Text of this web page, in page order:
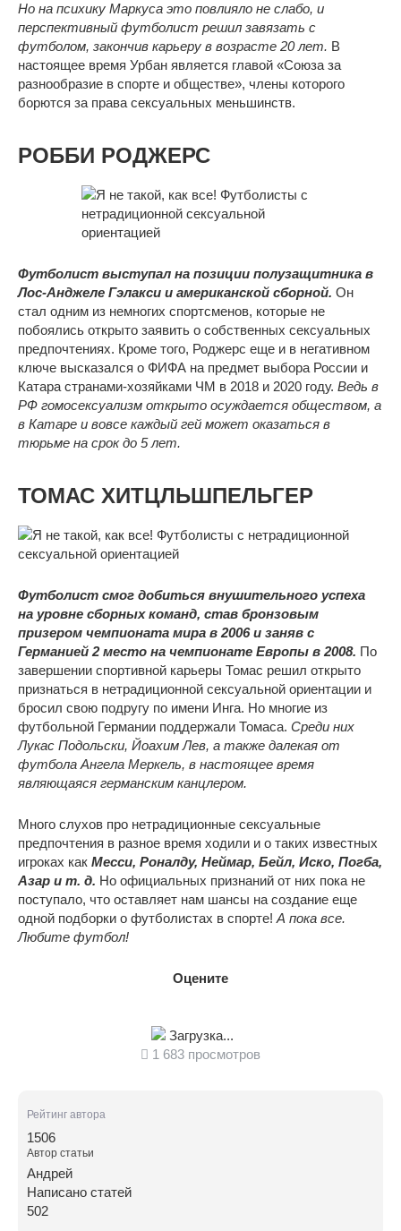
Но на психику Маркуса это повлияло не слабо, и
перспективный футболист решил завязать с
футболом, закончив карьеру в возрасте 20 лет. В
настоящее время Урбан является главой «Союза за
разнообразие в спорте и обществе», члены которого
борются за права сексуальных меньшинств.
РОББИ РОДЖЕРС
Футболист выступал на позиции полузащитника в
Лос-Анджеле Гэлакси и американской сборной. Он
стал одним из немногих спортсменов, которые не
побоялись открыто заявить о собственных сексуальных
предпочтениях. Кроме того, Роджерс еще и в негативном
ключе высказался о ФИФА на предмет выбора России и
Катара странами-хозяйками ЧМ в 2018 и 2020 году. Ведь в
РФ гомосексуализм открыто осуждается обществом, а
в Катаре и вовсе каждый гей может оказаться в
тюрьме на срок до 5 лет.
ТОМАС ХИТЦЛЬШПЕЛЬГЕР
Футболист смог добиться внушительного успеха
на уровне сборных команд, став бронзовым
призером чемпионата мира в 2006 и заняв с
Германией 2 место на чемпионате Европы в 2008. По
завершении спортивной карьеры Томас решил открыто
признаться в нетрадиционной сексуальной ориентации и
бросил свою подругу по имени Инга. Но многие из
футбольной Германии поддержали Томаса. Среди них
Лукас Подольски, Йоахим Лев, а также далекая от
футбола Ангела Меркель, в настоящее время
являющаяся германским канцлером.
Много слухов про нетрадиционные сексуальные
предпочтения в разное время ходили и о таких известных
игроках как Месси, Роналду, Неймар, Бейл, Иско, Погба,
Азар и т. д. Но официальных признаний от них пока не
поступало, что оставляет нам шансы на создание еще
одной подборки о футболистах в спорте! А пока все.
Любите футбол!
Оцените
Загрузка...
1 683 просмотров
Рейтинг автора
1506
Автор статьи
Андрей
Написано статей
502